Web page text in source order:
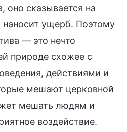
оно сказывается на
ущерб. Поэтому
— это нечто
природе схожее с
действиями и
мешают церковной
мешать людям и
воздействие.